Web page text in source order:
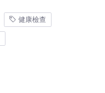
健康檢查